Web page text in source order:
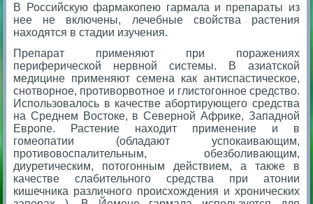
В Российскую фармакопею гармала и препараты из
нее не включены, лечебные свойства растения
находятся в стадии изучения.
Препарат применяют при поражениях
периферической нервной системы. В азиатской
медицине применяют семена как антиспастическое,
снотворное, противорвотное и глистогонное средство.
Использовалось в качестве абортирующего средства
на Среднем Востоке, в Северной Африке, Западной
Европе. Растение находит применение и в
гомеопатии (обладают успокаивающим,
противовоспалительным, обезболивающим,
диуретическим, потогонным действием, а также в
качестве слабительного средства при атонии
кишечника различного происхождения и хронических